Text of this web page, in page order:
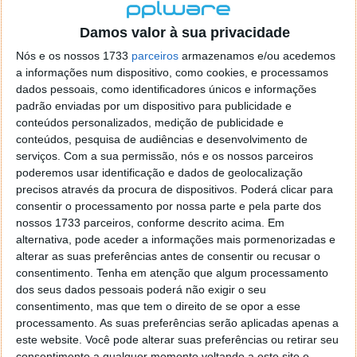
Damos valor à sua privacidade
Nós e os nossos 1733 parceiros armazenamos e/ou acedemos
a informações num dispositivo, como cookies, e processamos
dados pessoais, como identificadores únicos e informações
padrão enviadas por um dispositivo para publicidade e
conteúdos personalizados, medição de publicidade e
conteúdos, pesquisa de audiências e desenvolvimento de
serviços. Com a sua permissão, nós e os nossos parceiros
poderemos usar identificação e dados de geolocalização
precisos através da procura de dispositivos. Poderá clicar para
consentir o processamento por nossa parte e pela parte dos
nossos 1733 parceiros, conforme descrito acima. Em
alternativa, pode aceder a informações mais pormenorizadas e
alterar as suas preferências antes de consentir ou recusar o
consentimento. Tenha em atenção que algum processamento
dos seus dados pessoais poderá não exigir o seu
consentimento, mas que tem o direito de se opor a esse
processamento. As suas preferências serão aplicadas apenas a
este website. Você pode alterar suas preferências ou retirar seu
o principal objetivo. A ideia é a de entregar o
simulador de pilotagem de aeronaves mais realista
Leia também...